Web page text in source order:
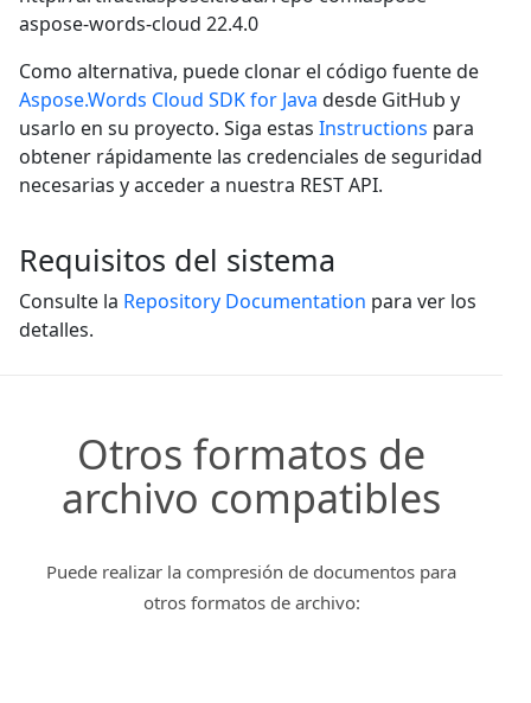
aspose-words-cloud 22.4.0
Como alternativa, puede clonar el código fuente de
Aspose.Words Cloud SDK for Java desde GitHub y
usarlo en su proyecto. Siga estas Instructions para
obtener rápidamente las credenciales de seguridad
necesarias y acceder a nuestra REST API.
Requisitos del sistema
Consulte la Repository Documentation para ver los
detalles.
Otros formatos de
archivo compatibles
Puede realizar la compresión de documentos para
otros formatos de archivo: